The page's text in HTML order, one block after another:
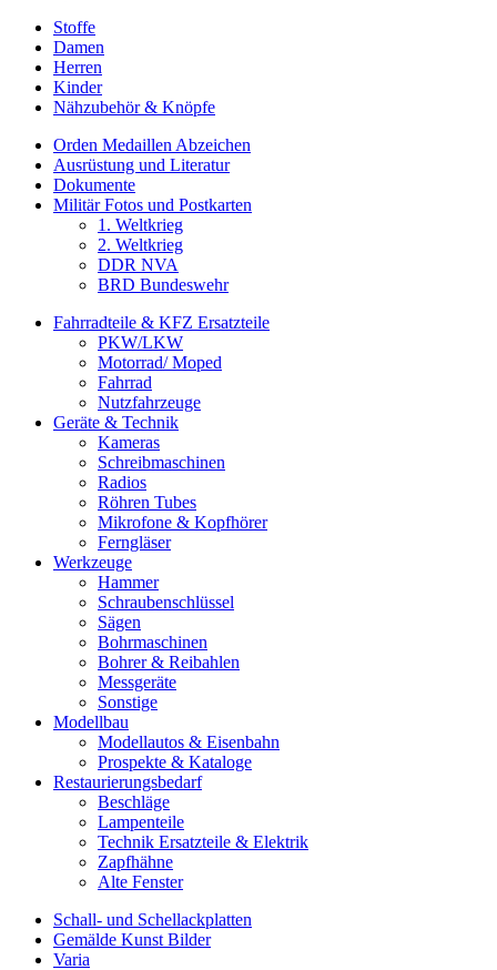
Stoffe
Damen
Herren
Kinder
Nähzubehör & Knöpfe
Orden Medaillen Abzeichen
Ausrüstung und Literatur
Dokumente
Militär Fotos und Postkarten
1. Weltkrieg
2. Weltkrieg
DDR NVA
BRD Bundeswehr
Fahrradteile & KFZ Ersatzteile
PKW/LKW
Motorrad/ Moped
Fahrrad
Nutzfahrzeuge
Geräte & Technik
Kameras
Schreibmaschinen
Radios
Röhren Tubes
Mikrofone & Kopfhörer
Ferngläser
Werkzeuge
Hammer
Schraubenschlüssel
Sägen
Bohrmaschinen
Bohrer & Reibahlen
Messgeräte
Sonstige
Modellbau
Modellautos & Eisenbahn
Prospekte & Kataloge
Restaurierungsbedarf
Beschläge
Lampenteile
Technik Ersatzteile & Elektrik
Zapfhähne
Alte Fenster
Schall- und Schellackplatten
Gemälde Kunst Bilder
Varia